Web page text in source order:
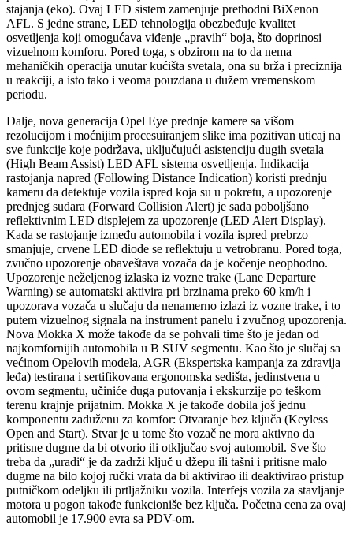
stajanja (eko). Ovaj LED sistem zamenjuje prethodni BiXenon
AFL. S jedne strane, LED tehnologija obezbeđuje kvalitet
osvetljenja koji omogućava viđenje „pravih“ boja, što doprinosi
vizuelnom komforu. Pored toga, s obzirom na to da nema
mehaničkih operacija unutar kućišta svetala, ona su brža i preciznija
u reakciji, a isto tako i veoma pouzdana u dužem vremenskom
periodu.
Dalje, nova generacija Opel Eye prednje kamere sa višom
rezolucijom i moćnijim procesuiranjem slike ima pozitivan uticaj na
sve funkcije koje podržava, uključujući asistenciju dugih svetala
(High Beam Assist) LED AFL sistema osvetljenja. Indikacija
rastojanja napred (Following Distance Indication) koristi prednju
kameru da detektuje vozila ispred koja su u pokretu, a upozorenje
prednjeg sudara (Forward Collision Alert) je sada poboljšano
reflektivnim LED displejem za upozorenje (LED Alert Display).
Kada se rastojanje između automobila i vozila ispred prebrzo
smanjuje, crvene LED diode se reflektuju u vetrobranu. Pored toga,
zvučno upozorenje obaveštava vozača da je kočenje neophodno.
Upozorenje neželjenog izlaska iz vozne trake (Lane Departure
Warning) se automatski aktivira pri brzinama preko 60 km/h i
upozorava vozača u slučaju da nenamerno izlazi iz vozne trake, i to
putem vizuelnog signala na instrument panelu i zvučnog upozorenja.
Nova Mokka X može takođe da se pohvali time što je jedan od
najkomfornijih automobila u B SUV segmentu. Kao što je slučaj sa
većinom Opelovih modela, AGR (Ekspertska kampanja za zdravija
leđa) testirana i sertifikovana ergonomska sedišta, jedinstvena u
ovom segmentu, učiniće duga putovanja i ekskurzije po teškom
terenu krajnje prijatnim. Mokka X je takođe dobila još jednu
komponentu zaduženu za komfor: Otvaranje bez ključa (Keyless
Open and Start). Stvar je u tome što vozač ne mora aktivno da
pritisne dugme da bi otvorio ili otključao svoj automobil. Sve što
treba da „uradi“ je da zadrži ključ u džepu ili tašni i pritisne malo
dugme na bilo kojoj ručki vrata da bi aktivirao ili deaktivirao pristup
putničkom odeljku ili prtljažniku vozila. Interfejs vozila za stavljanje
motora u pogon takođe funkcioniše bez ključa. Početna cena za ovaj
automobil je 17.900 evra sa PDV-om.